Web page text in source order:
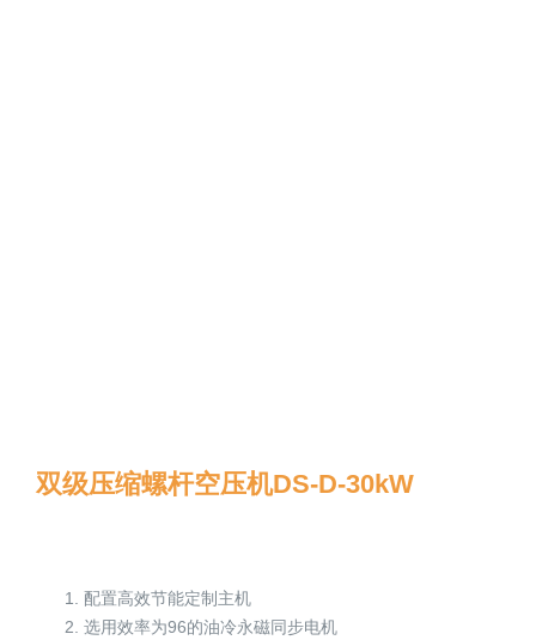
双级压缩螺杆空压机DS-D-30kW
配置高效节能定制主机
选用效率为96的油冷永磁同步电机